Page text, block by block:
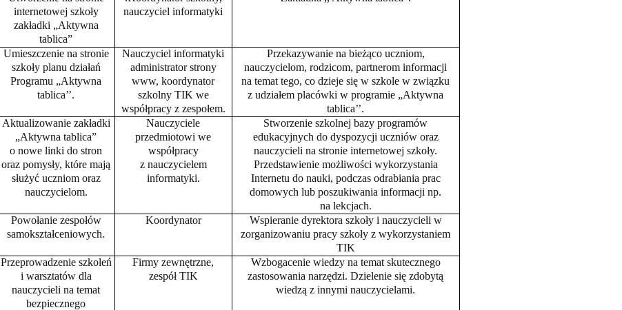
internetowej szkoły
zakładki „Aktywna
tablica”
nauczyciel informatyki
Umieszczenie na stronie
szkoły planu działań
Programu „Aktywna
tablica’’.
Nauczyciel informatyki
administrator strony
www, koordynator
szkolny TIK we
współpracy z zespołem.
Przekazywanie na bieżąco uczniom,
nauczycielom, rodzicom, partnerom informacji
na temat tego, co dzieje się w szkole w związku
z udziałem placówki w programie „Aktywna
tablica’’.
Aktualizowanie zakładki
„Aktywna tablica”
o nowe linki do stron
oraz pomysły, które mają
służyć uczniom oraz
nauczycielom.
Nauczyciele
przedmiotowi we
współpracy
z nauczycielem
informatyki.
Stworzenie szkolnej bazy programów
edukacyjnych do dyspozycji uczniów oraz
nauczycieli na stronie internetowej szkoły.
Przedstawienie możliwości wykorzystania
Internetu do nauki, podczas odrabiania prac
domowych lub poszukiwania informacji np.
na lekcjach.
Powołanie zespołów
samokształceniowych.
Koordynator
Wspieranie dyrektora szkoły i nauczycieli w
zorganizowaniu pracy szkoły z wykorzystaniem
TIK
Przeprowadzenie szkoleń
i warsztatów dla
nauczycieli na temat
bezpiecznego
Firmy zewnętrzne,
zespół TIK
Wzbogacenie wiedzy na temat skutecznego
zastosowania narzędzi. Dzielenie się zdobytą
wiedzą z innymi nauczycielami.